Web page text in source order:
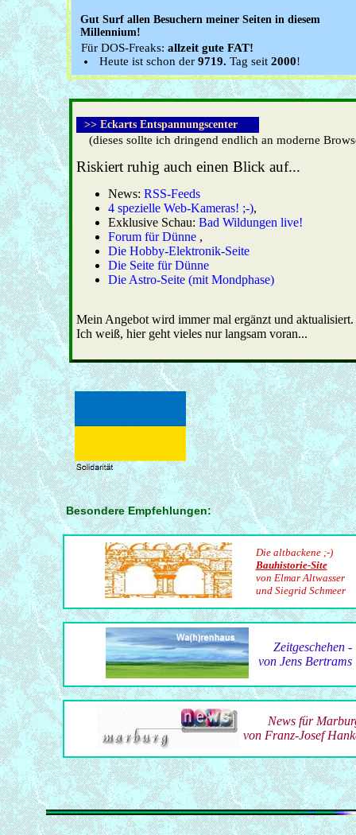
Gut Surf allen Besuchern meiner Seiten in diesem
Millennium!
Für DOS-Freaks: allzeit gute FAT!
Heute ist schon der 9719. Tag seit 2000!
>> Eckarts Entspannungscenter
(dieses sollte ich dringend endlich an moderne
Riskiert ruhig auch einen Blick auf...
News: RSS-Feeds
4 spezielle Web-Kameras! ;-),
Exklusive Schau: Bad Wildungen live!
Forum für Dünne ,
Die Hobby-Elektronik-Seite
Die Seite für Dünne
Die Astro-Seite (mit Mondphase)
Mein Angebot wird immer mal ergänzt und aktualisiert.
Ich weiß, hier geht vieles nur langsam voran...
Besondere Empfehlungen:
Die altbackene ;-)
Bauhistorie-Site
von Elmar Altwasser
und Siegrid Schmeer
Zeitgeschehen -
von Jens Bertrams
News für
von Franz-Josef